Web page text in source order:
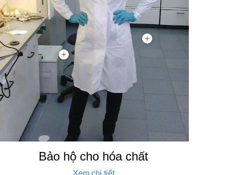
Bảo hộ cho hóa chất